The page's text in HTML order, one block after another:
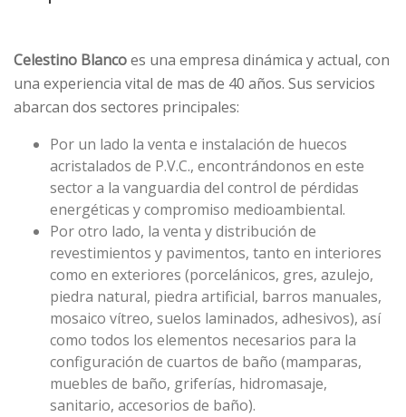
Celestino Blancoes una empresa dinámica y actual, con
una experiencia vital de mas de 40 años. Sus servicios
abarcan dos sectores principales:
Por un lado la venta e instalación de huecos
acristalados de P.V.C., encontrándonos en este
sector a la vanguardia del control de pérdidas
energéticas y compromiso medioambiental.
Por otro lado, la venta y distribución de
revestimientos y pavimentos, tanto en interiores
como en exteriores (porcelánicos, gres, azulejo,
piedra natural, piedra artificial, barros manuales,
mosaico vítreo, suelos laminados, adhesivos), así
como todos los elementos necesarios para la
configuración de cuartos de baño (mamparas,
muebles de baño, griferías, hidromasaje,
sanitario, accesorios de baño).